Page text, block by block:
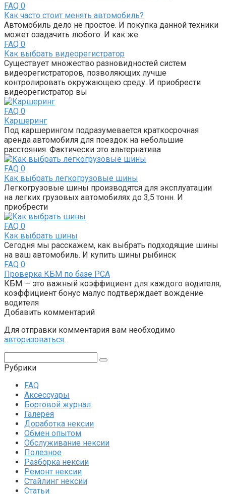
FAQ 0
Как часто стоит менять автомобиль?
Автомобиль дело не простое. И покупка данной техники
может озадачить любого. И как же
FAQ 0
Как выбрать видеорегистратор
Существует множество разновидностей систем
видеорегистраторов, позволяющих лучше
контролировать окружающею среду. И приобрести
видеорегистратор вы
FAQ 0
Каршеринг
Под каршерингом подразумевается краткосрочная
аренда автомобиля для поездок на небольшие
расстояния. Фактически это альтернатива
FAQ 0
Как выбрать легкогрузовые шины
Легкогрузовые шины производятся для эксплуатации
на легких грузовых автомобилях до 3,5 тонн. И
приобрести
FAQ 0
Как выбрать шины
Сегодня мы расскажем, как выбрать подходящие шины
на ваш автомобиль. И купить шины рыбинск
FAQ 0
Проверка КБМ по базе РСА
КБМ — это важный коэффициент для каждого водителя,
коэффициент бонус малус подтверждает вождение
водителя
Добавить комментарий
Для отправки комментария вам необходимо
авторизоваться.
Рубрики
FAQ
Аксессуары
Бортовой журнал
Галерея
Доработка нексии
Обмен опытом
Обслуживание нексии
Полезное
Разборка нексии
Ремонт нексии
Стайлинг нексии
Статьи